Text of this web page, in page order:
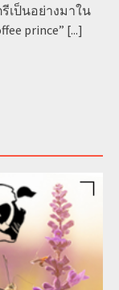
เป็นอย่างมาใน
prince” [...]